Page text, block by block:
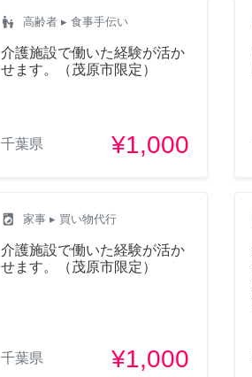
escalator_warning 高齢者 ▸ 食事手伝い
介護施設で働いた経験が活か
せます。（茂原市限定）
千葉県 ¥1,000
local_laundry_service 家事 ▸ 買い物代行
介護施設で働いた経験が活か
せます。（茂原市限定）
千葉県 ¥1,000